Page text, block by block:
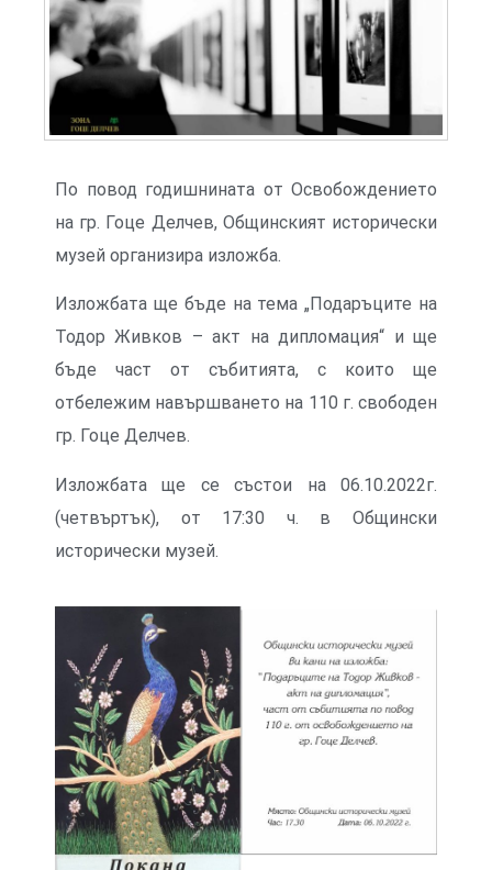
По повод годишнината от Освобождението
на гр. Гоце Делчев, Общинският исторически
музей организира изложба.
Изложбата ще бъде на тема „Подаръците на
Тодор Живков – акт на дипломация“ и ще
бъде част от събитията, с които ще
отбележим навършването на 110 г. свободен
гр. Гоце Делчев.
Изложбата ще се състои на 06.10.2022г.
(четвъртък), от 17:30 ч. в Общински
исторически музей.